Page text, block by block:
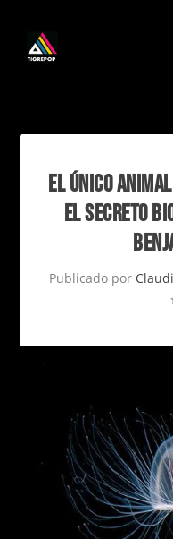
EL ÚNICO
EL SECRETO
Publicado por